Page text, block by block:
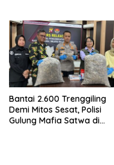
Bantai 2.600 Trenggiling
Demi Mitos Sesat, Polisi
Gulung Mafia Satwa di